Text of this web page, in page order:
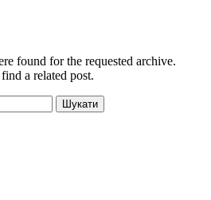
found for the requested archive.
a related post.